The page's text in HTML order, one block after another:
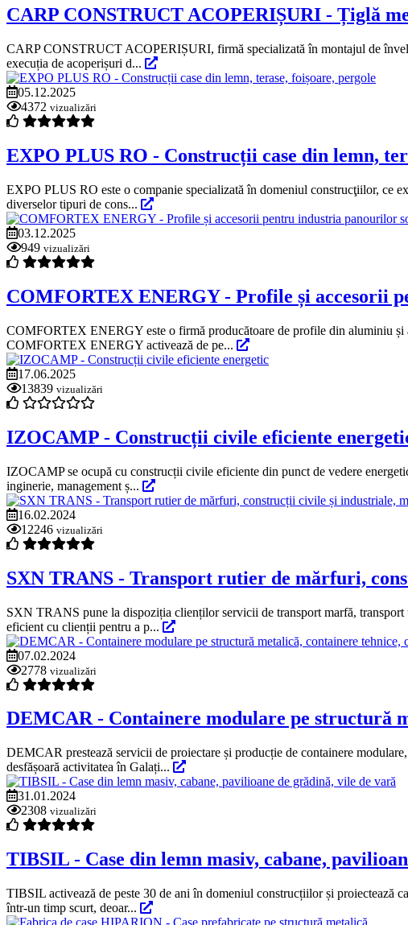
CARP CONSTRUCT ACOPERIȘURI - Țiglă
CARP CONSTRUCT ACOPERIȘURI, firmă specializată în montajul de
execuția de acoperișuri d...
05.12.2025
4372 vizualizări
EXPO PLUS RO - Construcții case din lemn,
EXPO PLUS RO este o companie specializată în domeniul construcţiilor, ce
diverselor tipuri de cons...
03.12.2025
949 vizualizări
COMFORTEX ENERGY - Profile și accesorii
COMFORTEX ENERGY este o firmă producătoare de profile din aluminiu
COMFORTEX ENERGY activează de pe...
17.06.2025
13839 vizualizări
IZOCAMP - Construcții civile eficiente
IZOCAMP se ocupă cu construcții civile eficiente din punct de vedere
inginerie, management ș...
16.02.2024
12246 vizualizări
SXN TRANS - Transport rutier de mărfuri,
SXN TRANS pune la dispoziția clienților servicii de transport marfă,
eficient cu clienții pentru a p...
07.02.2024
2778 vizualizări
DEMCAR - Containere modulare pe structură
DEMCAR prestează servicii de proiectare și producție de containere
desfășoară activitatea în Galați...
31.01.2024
2308 vizualizări
TIBSIL - Case din lemn masiv, cabane,
TIBSIL activează de peste 30 de ani în domeniul construcțiilor și proiectează
într-un timp scurt, deoar...